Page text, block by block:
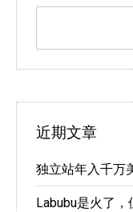
近期文章
独立站年入千万
Labubu是火了